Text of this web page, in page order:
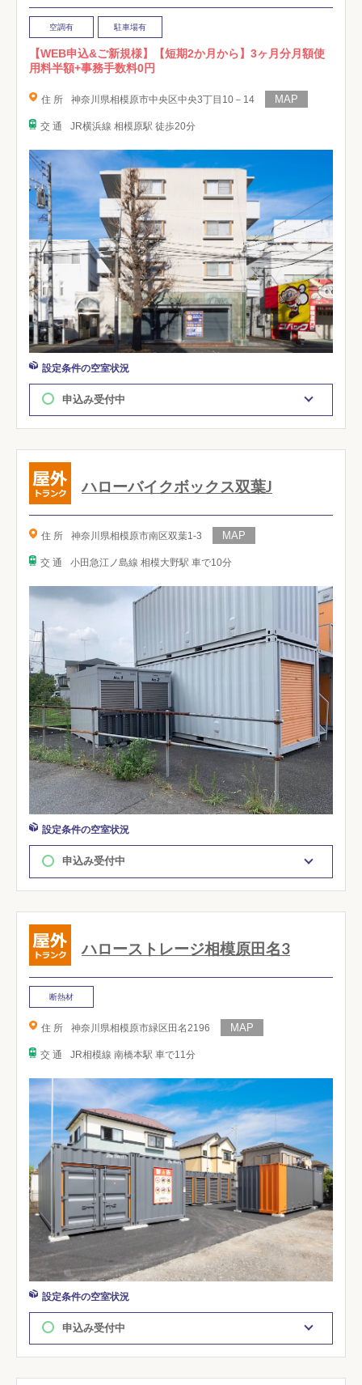
空調有 駐車場有
【WEB申込&ご新規様】【短期2か月から】3ヶ月分月額使
用料半額+事務手数料0円
住 所 神奈川県相模原市中央区中央3丁目10－14
交 通 JR横浜線 相模原駅 徒歩20分
設定条件の空室状況
申込み受付中
ハローバイクボックス双葉J
住 所 神奈川県相模原市南区双葉1-3
交 通 小田急江ノ島線 相模大野駅 車で10分
設定条件の空室状況
申込み受付中
ハローストレージ相模原田名3
断熱材
住 所 神奈川県相模原市緑区田名2196
交 通 JR相模線 南橋本駅 車で11分
設定条件の空室状況
申込み受付中